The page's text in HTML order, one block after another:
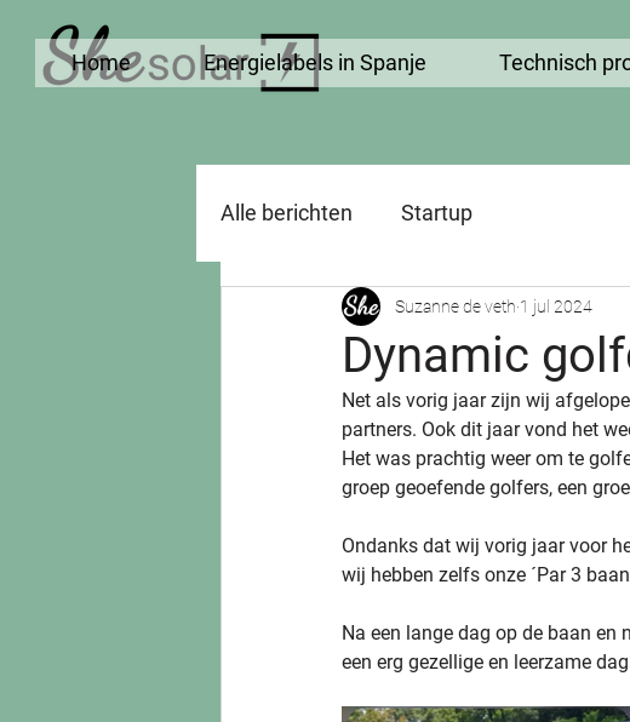
Home Energielabels in Spanje Technisch
Alle berichten Startup
Dynamic
Suzanne de veth 1 jul 2024
Net als vorig jaar zijn wij
partners. Ook dit jaar vond het
Het was prachtig weer om te
groep geoefende golfers, een
Ondanks dat wij vorig jaar voor
wij hebben zelfs onze ´Par 3
Na een lange dag op de baan
een erg gezellige en leerzame